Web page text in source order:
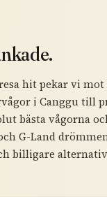
hit pekar vi
i Canggu till
bästa vågorna
G-Land
billigare